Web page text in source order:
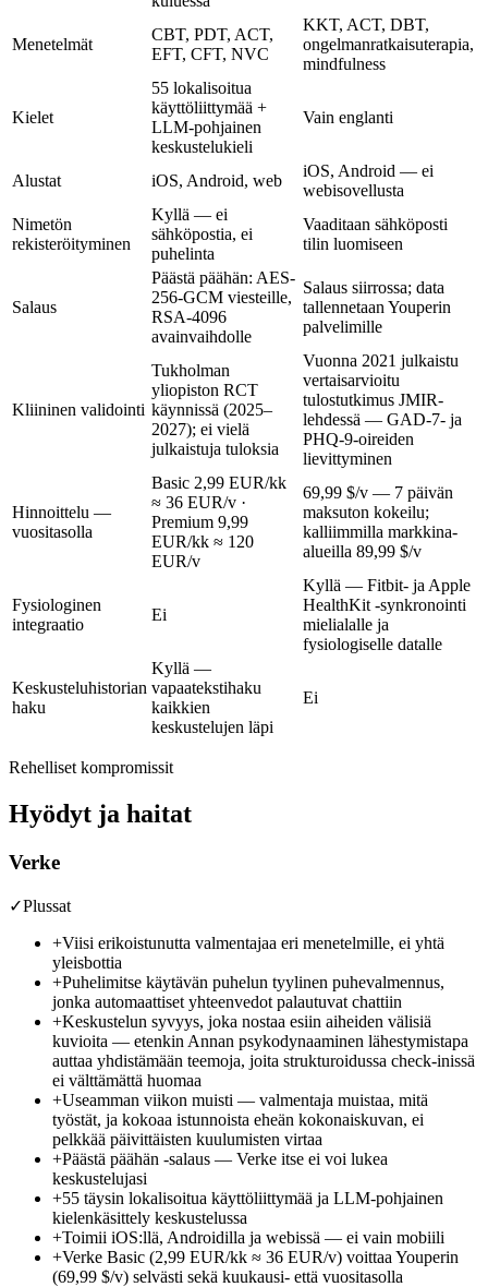
Menetelmät
CBT, PDT, ACT,
EFT, CFT, NVC
KKT, ACT, DBT,
ongelmanratkaisuterapia,
mindfulness
Kielet
55 lokalisoitua
käyttöliittymää +
LLM-pohjainen
keskustelukieli
Vain englanti
Alustat iOS, Android, web
iOS, Android — ei
webisovellusta
Nimetön
rekisteröityminen
Kyllä — ei
sähköpostia, ei
puhelinta
Vaaditaan sähköposti
tilin luomiseen
Salaus
Päästä päähän: AES-
256-GCM viesteille,
RSA-4096
avainvaihdolle
Salaus siirrossa; data
tallennetaan Youperin
palvelimille
Kliininen validointi
Tukholman
yliopiston RCT
käynnissä (2025–
2027); ei vielä
julkaistuja tuloksia
Vuonna 2021 julkaistu
vertaisarvioitu
tulostutkimus JMIR-
lehdessä — GAD-7- ja
PHQ-9-oireiden
lievittyminen
Hinnoittelu —
vuositasolla
Basic 2,99 EUR/kk
≈ 36 EUR/v ·
Premium 9,99
EUR/kk ≈ 120
EUR/v
69,99 $/v — 7 päivän
maksuton kokeilu;
kalliimmilla markkina-
alueilla 89,99 $/v
Fysiologinen
integraatio
Ei
Kyllä — Fitbit- ja Apple
HealthKit -synkronointi
mielialalle ja
fysiologiselle datalle
Keskusteluhistorian
haku
Kyllä —
vapaatekstihaku
kaikkien
keskustelujen läpi
Ei
Rehelliset kompromissit
Hyödyt ja haitat
Verke
✓Plussat
+Viisi erikoistunutta valmentajaa eri menetelmille, ei yhtä
yleisbottia
+Puhelimitse käytävän puhelun tyylinen puhevalmennus,
jonka automaattiset yhteenvedot palautuvat chattiin
+Keskustelun syvyys, joka nostaa esiin aiheiden välisiä
kuvioita — etenkin Annan psykodynaaminen lähestymistapa
auttaa yhdistämään teemoja, joita strukturoidussa check-inissä
ei välttämättä huomaa
+Useamman viikon muisti — valmentaja muistaa, mitä
työstät, ja kokoaa istunnoista eheän kokonaiskuvan, ei
pelkkää päivittäisten kuulumisten virtaa
+Päästä päähän -salaus — Verke itse ei voi lukea
keskustelujasi
+55 täysin lokalisoitua käyttöliittymää ja LLM-pohjainen
kielenkäsittely keskustelussa
+Toimii iOS:llä, Androidilla ja webissä — ei vain mobiili
+Verke Basic (2,99 EUR/kk ≈ 36 EUR/v) voittaa Youperin
(69,99 $/v) selvästi sekä kuukausi- että vuositasolla